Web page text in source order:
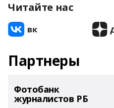
Читайте нас
Партнеры
Фотобанк
журналистов РБ